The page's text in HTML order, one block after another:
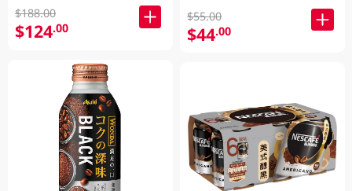
$188.00
$124.00
$55.00
$44.00